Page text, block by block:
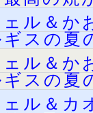
ェル＆
ギスの夏
ェル＆
ギスの夏
ェル＆